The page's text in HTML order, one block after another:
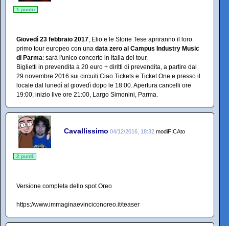
1 punto
Giovedì 23 febbraio 2017, Elio e le Storie Tese apriranno il loro
primo tour europeo con una data zero al Campus Industry Music
di Parma: sarà l'unico concerto in Italia del tour.
Biglietti in prevendita a 20 euro + diritti di prevendita, a partire dal
29 novembre 2016 sui circuiti Ciao Tickets e Ticket One e presso il
locale dal lunedì al giovedì dopo le 18:00. Apertura cancelli ore
19:00, inizio live ore 21:00, Largo Simonini, Parma.
Cavallissimo 04/12/2016, 18:32 modiFICAto
2 punti
Versione completa dello spot Oreo
https://www.immaginaevinciconoreo.it/teaser